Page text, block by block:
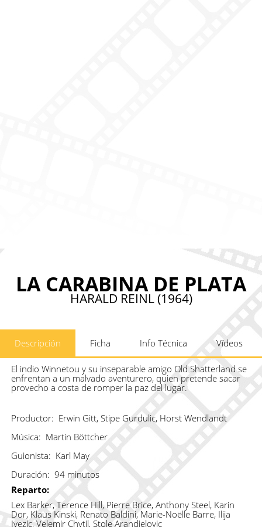
LA CARABINA DE PLATA
HARALD REINL (1964)
Descripción Ficha Info Técnica Vídeos
El indio Winnetou y su inseparable amigo Old Shatterland se
enfrentan a un malvado aventurero, quien pretende sacar
provecho a costa de romper la paz del lugar.
Productor: Erwin Gitt, Stipe Gurdulic, Horst Wendlandt
Música: Martin Böttcher
Guionista: Karl May
Duración: 94 minutos
Reparto:
Lex Barker, Terence Hill, Pierre Brice, Anthony Steel, Karin
Dor, Klaus Kinski, Renato Baldini, Marie-Noëlle Barre, Ilija
Ivezic, Velemir Chytil, Stole Arandjelovic